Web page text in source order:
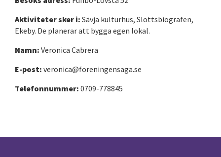
Aktiviteter sker i: Sävja kulturhus, Slottsbiografen,
Ekeby. De planerar att bygga egen lokal.
Namn: Veronica Cabrera
E-post: veronica@foreningensaga.se
Telefonnummer: 0709-778845